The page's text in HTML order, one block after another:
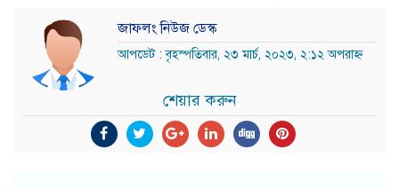
জাফলং নিউজ ডেস্ক
আপডেট : বৃহস্পতিবার, ২৩ মার্চ, ২০২৩, ২:১২ অপরাহ্ন
শেয়ার করুন